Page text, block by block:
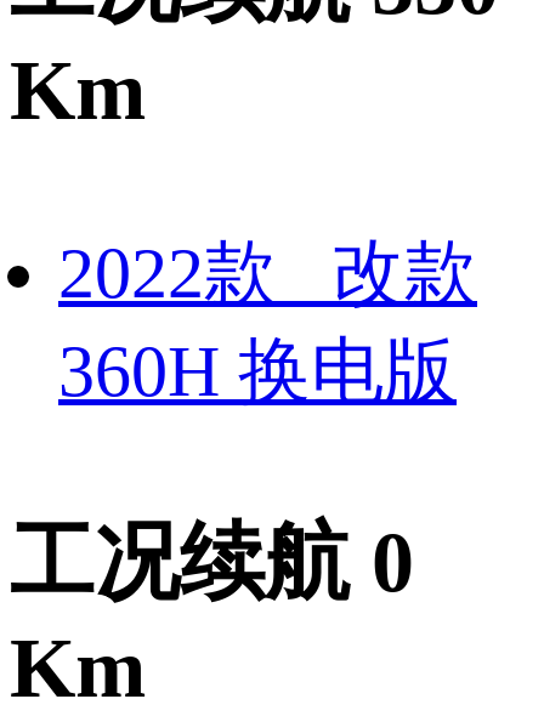
Km
2022款 改款
360H 换电版
工况续航 0
Km